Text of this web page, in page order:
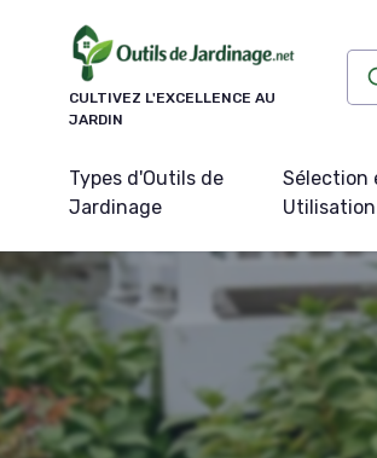
CULTIVEZ L'EXCELLENCE AU
JARDIN
Types d'Outils de
Jardinage
Sélection
Utilisation